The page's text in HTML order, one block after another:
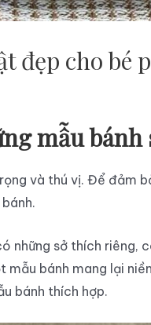
đẹp cho bé
mẫu
và thú vị. Để
sở thích riêng,
bánh mang lại
bánh thích hợp.